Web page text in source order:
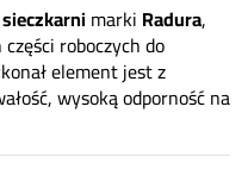
marki Radura,
roboczych do
element jest z
wysoką odporność na